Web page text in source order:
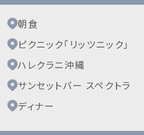
朝食
ピクニック「リッツニック」
ハレクラニ沖縄
サンセットバー スペクトラ
ディナー